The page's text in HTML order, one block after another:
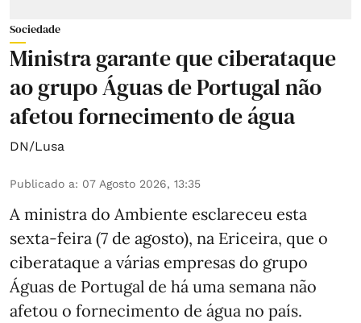
Sociedade
Ministra garante que ciberataque
ao grupo Águas de Portugal não
afetou fornecimento de água
DN/Lusa
Publicado a: 07 Agosto 2026, 13:35
A ministra do Ambiente esclareceu esta
sexta-feira (7 de agosto), na Ericeira, que o
ciberataque a várias empresas do grupo
Águas de Portugal de há uma semana não
afetou o fornecimento de água no país.